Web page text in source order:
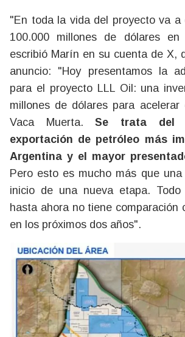
"En toda la vida del proyecto va a
100.000 millones de dólares en
escribió Marín en su cuenta de X,
anuncio: "Hoy presentamos la
para el proyecto LLL Oil: una
millones de dólares para acelerar
Vaca Muerta.Se trata del
exportación de petróleo más
Argentina y el mayor
Pero esto es mucho más que una
inicio de una nueva etapa.
hasta ahora no tiene comparación
en los próximos dos años".